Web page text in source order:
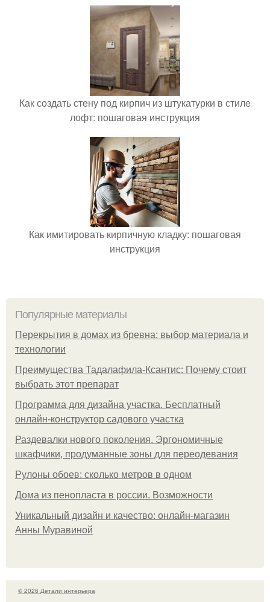
Как создать стену под кирпич из штукатурки в стиле
лофт: пошаговая инструкция
Как имитировать кирпичную кладку: пошаговая
инструкция
Популярные материалы
Перекрытия в домах из бревна: выбор материала и
технологии
Преимущества Тадалафила-Ксантис: Почему стоит
выбрать этот препарат
Программа для дизайна участка. Бесплатный
онлайн-конструктор садового участка
Раздевалки нового поколения. Эргономичные
шкафчики, продуманные зоны для переодевания
Рулоны обоев: сколько метров в одном
Дома из пенопласта в россии. Возможности
Уникальный дизайн и качество: онлайн-магазин
Анны Муравиной
© 2026 Детали интерьера